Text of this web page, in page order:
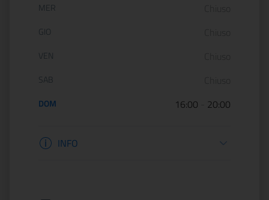
MER
GIO
VEN
SAB
DOM 16:00 20:00
Informazioni apertura
INFO